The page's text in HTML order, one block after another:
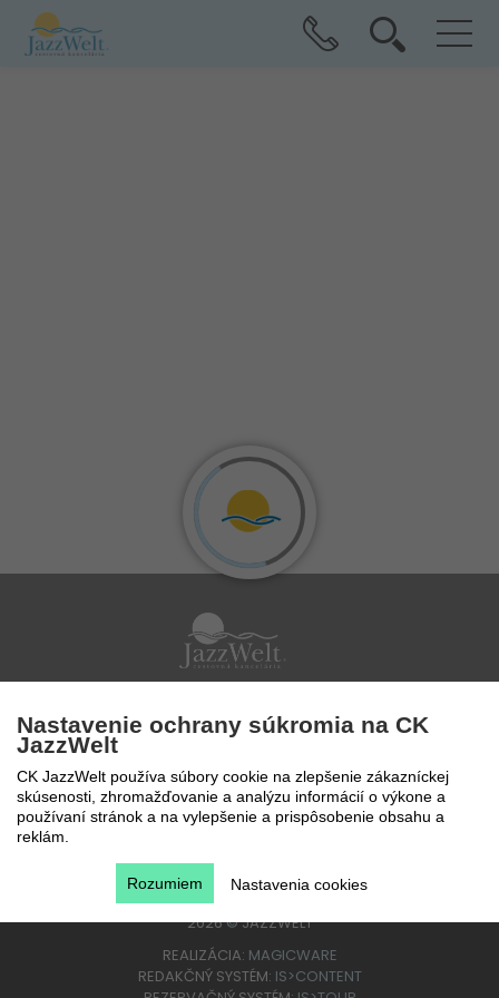
Po - Pi 9 - 17 hod
0850 777 888
2026©JAZZWELT
REALIZÁCIA: MAGICWARE
REDAKČNÝ SYSTÉM: IS>CONTENT
Nastavenie ochrany súkromia na CK
JazzWelt
CK JazzWelt používa súbory cookie na zlepšenie zákazníckej
skúsenosti, zhromažďovanie a analýzu informácií o výkone a
používaní stránok a na vylepšenie a prispôsobenie obsahu a
reklám.
Nastavenia cookies
Rozumiem